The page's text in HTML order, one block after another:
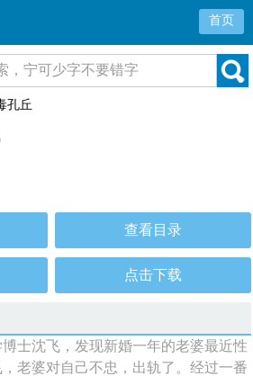
首页
孔丘
查看目录
点击下载
士沈飞，发现新婚一年的老婆最近性
老婆对自己不忠，出轨了。经过一番